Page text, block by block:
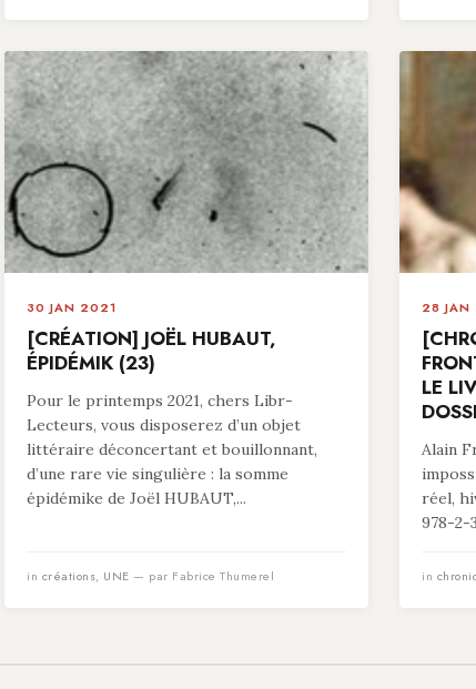
30 JAN 2021
[CRÉATION] JOËL HUBAUT,
ÉPIDÉMIK (23)
Pour le printemps 2021, chers Libr-
Lecteurs, vous disposerez d’un objet
littéraire déconcertant et bouillonnant,
d’une rare vie singulière : la somme
épidémike de Joël HUBAUT,...
in créations, UNE — par Fabrice Thumerel
28 JAN
LE
Alain
réel,
978-2-
in